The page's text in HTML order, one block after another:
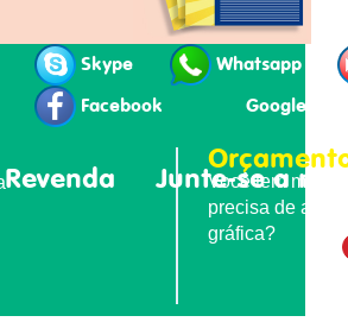
Skype Whatsapp
Facebook
Google+
Revenda Junte-se a nós
Você tem
precisa de
gráfica?